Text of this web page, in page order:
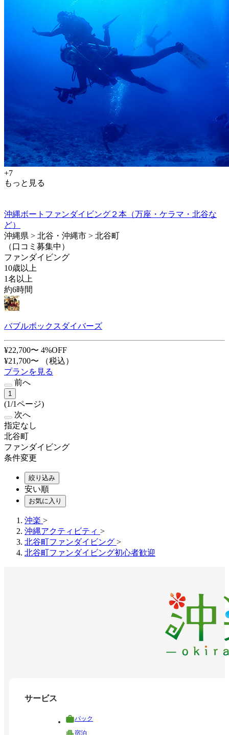
+7
もっと見る
沖縄ボートファンダイビング２本（万座・ケラマ・北谷な
ど）
沖縄県 > 北谷・沖縄市 > 北谷町
（口コミ募集中）
ファンダイビング
10歳以上
1名以上
約6時間
バブルボックスダイバーズ
¥22,700〜 4%OFF
¥21,700〜
（税込）
プランを見る
前へ
1
(1/1ページ)
次へ
指定なし
北谷町
ファンダイビング
条件変更
絞り込み
安い順
お気に入り
沖楽 >
沖縄アクティビティ >
北谷町ファンダイビング >
北谷町ファンダイビング初心者歓迎
サービス
パック
宿泊